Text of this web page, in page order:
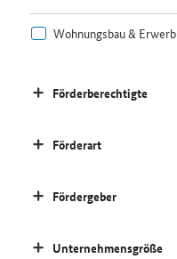
Wohnungsbau & Erwerb
Förderberechtigte
Förderart
Fördergeber
Unternehmensgröße